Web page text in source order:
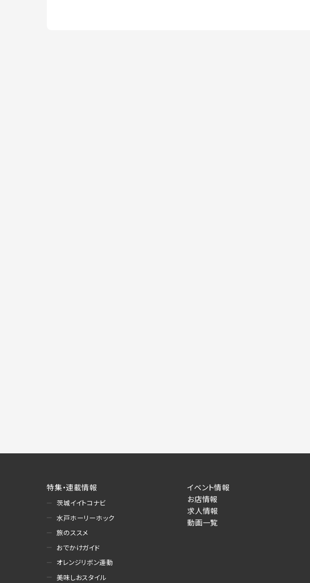
特集・連載情報
茨城イイトコナビ
水戸ホーリーホック
旅のススメ
おでかけガイド
オレンジリボン運動
美味しおスタイル
イベント情報
お店情報
求人情報
動画一覧